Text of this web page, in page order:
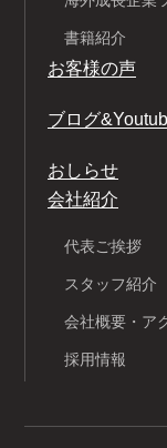
書籍紹介
お客様の声
ブログ
おしらせ
会社紹介
代表ご挨拶
スタッフ紹介
会社概要・ア
採用情報